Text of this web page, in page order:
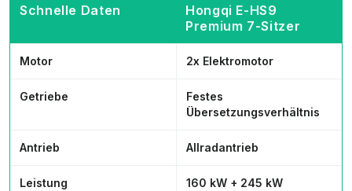
Schnelle Daten
Hongqi E-HS9
Premium 7-Sitzer
Motor 2x Elektromotor
Getriebe
Festes
Übersetzungsverhältnis
Antrieb Allradantrieb
Leistung 160 kW + 245 kW